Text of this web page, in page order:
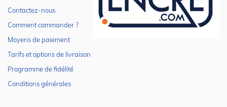
Contactez-nous
Comment commander ?
Moyens de paiement
Tarifs et options de livraison
Programme de fidélité
Conditions générales